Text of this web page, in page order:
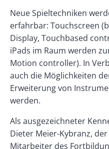
Neue Spieltechniken
erfahrbar: Touchscreen
Display, Touchbased
iPads im Raum werden
Motion controller). In
auch die Möglichkeiten
Erweiterung von
werden.
Als ausgezeichneter
Dieter Meier-Kybranz,
Mitarbeiter des